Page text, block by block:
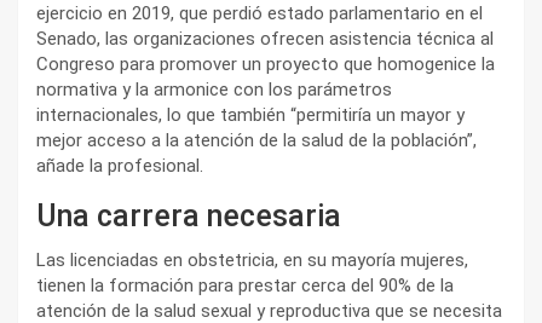
ejercicio en 2019, que perdió estado parlamentario en el
Senado, las organizaciones ofrecen asistencia técnica al
Congreso para promover un proyecto que homogenice la
normativa y la armonice con los parámetros
internacionales, lo que también “permitiría un mayor y
mejor acceso a la atención de la salud de la población”,
añade la profesional.
Una carrera necesaria
Las licenciadas en obstetricia, en su mayoría mujeres,
tienen la formación para prestar cerca del 90% de la
atención de la salud sexual y reproductiva que se necesita